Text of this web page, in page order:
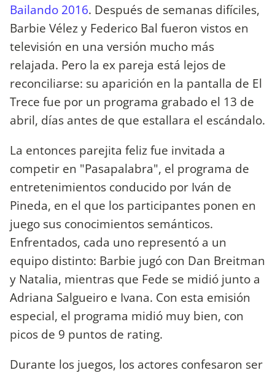
Bailando 2016. Después de semanas difíciles,
Barbie Vélez y Federico Bal fueron vistos en
televisión en una versión mucho más
relajada. Pero la ex pareja está lejos de
reconciliarse: su aparición en la pantalla de El
Trece fue por un programa grabado el 13 de
abril, días antes de que estallara el escándalo.
La entonces parejita feliz fue invitada a
competir en "Pasapalabra", el programa de
entretenimientos conducido por Iván de
Pineda, en el que los participantes ponen en
juego sus conocimientos semánticos.
Enfrentados, cada uno representó a un
equipo distinto: Barbie jugó con Dan Breitman
y Natalia, mientras que Fede se midió junto a
Adriana Salgueiro e Ivana. Con esta emisión
especial, el programa midió muy bien, con
picos de 9 puntos de rating.
Durante los juegos, los actores confesaron ser